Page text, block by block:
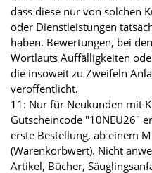
dass diese nur von solchen
oder Dienstleistungen
haben. Bewertungen, bei
Wortlauts Auffälligkeiten
die insoweit zu Zweifeln
veröffentlicht.
11: Nur für Neukunden mit
Gutscheincode "10NEU26"
erste Bestellung, ab einem
(Warenkorbwert). Nicht
Artikel, Bücher,